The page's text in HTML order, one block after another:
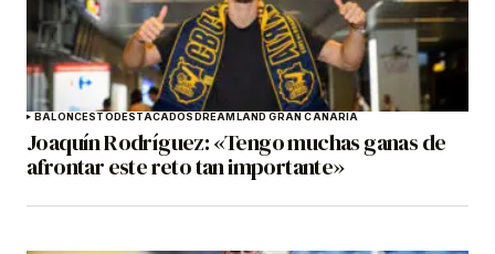
BALONCESTODESTACADOSDREAMLAND GRAN CANARIA
Joaquín Rodríguez: «Tengo muchas ganas de
afrontar este reto tan importante»